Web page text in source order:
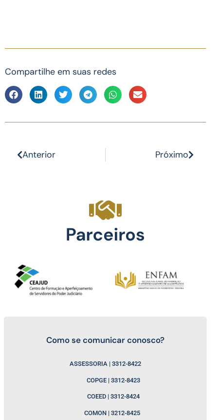
Compartilhe em suas redes
Anterior Próximo
Como se comunicar conosco?
ASSESSORIA | 3312-8422
COPGE | 3312-8423
COEED | 3312-8424
COMON | 3212-8425